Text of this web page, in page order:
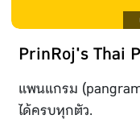
PrinRoj's Thai
แพนแกรม
ได้ครบทุกตัว.